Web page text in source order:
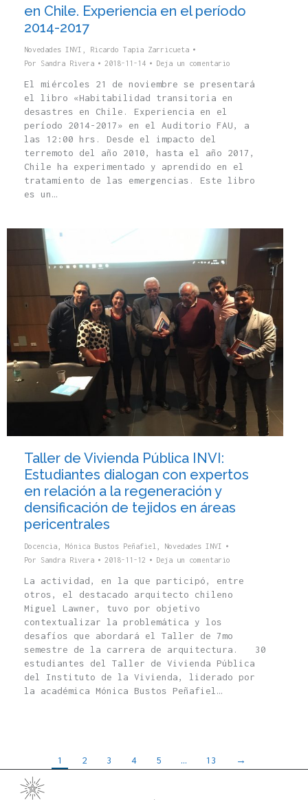
en Chile. Experiencia en el período
2014-2017
Novedades INVI
Ricardo Tapia Zarricueta
Por Sandra Rivera 2018-11-14 Deja un comentario
El miércoles 21 de noviembre se presentará
el libro «Habitabilidad transitoria en
desastres en Chile. Experiencia en el
período 2014-2017» en el Auditorio FAU, a
las 12:00 hrs. Desde el impacto del
terremoto del año 2010, hasta el año 2017,
Chile ha experimentado y aprendido en el
tratamiento de las emergencias. Este libro
es un…
Taller de Vivienda Pública INVI:
Estudiantes dialogan con expertos
en relación a la regeneración y
densificación de tejidos en áreas
pericentrales
Docencia Mónica Bustos Peñafiel
Novedades INVI
Por Sandra Rivera 2018-11-12 Deja un comentario
La actividad, en la que participó, entre
otros, el destacado arquitecto chileno
Miguel Lawner, tuvo por objetivo
contextualizar la problemática y los
desafíos que abordará el Taller de 7mo
semestre de la carrera de arquitectura. 30
estudiantes del Taller de Vivienda Pública
del Instituto de la Vivienda, liderado por
la académica Mónica Bustos Peñafiel…
1 2 3 4 5 … 13 →